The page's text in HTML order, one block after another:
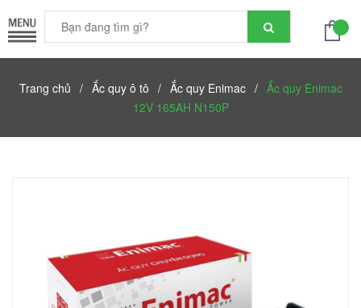
Trang chủ / Ắc quy ô tô / Ắc quy Enimac / Ắc quy Enimac
12V 165AH N150P